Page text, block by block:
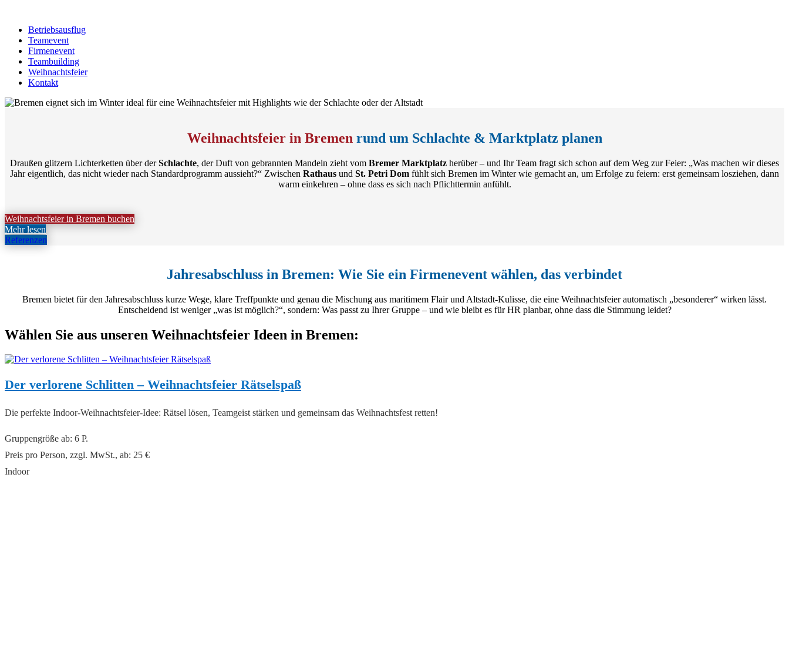
Betriebsausflug
Teamevent
Firmenevent
Teambuilding
Weihnachtsfeier
Kontakt
Weihnachtsfeier in Bremen rund um Schlachte & Marktplatz planen
Draußen glitzern Lichterketten über derSchlachte, der Duft von gebrannten Mandeln zieht vom Bremer Marktplatz herüber – und Ihr Team fragt sich schon auf dem Weg zur Feier: „Was machen wir dieses
Jahr eigentlich, das nicht wieder nach Standardprogramm aussieht?“ Zwischen Rathaus und St. Petri Dom fühlt sich Bremen im Winter wie gemacht an, um Erfolge zu feiern: erst gemeinsam losziehen, dann
warm einkehren – ohne dass es sich nach Pflichttermin anfühlt.
Weihnachtsfeier in Bremen buchen
Mehr lesen
Referenzen
Jahresabschluss in Bremen: Wie Sie ein Firmenevent wählen, das verbindet
Bremen bietet für den Jahresabschluss kurze Wege, klare Treffpunkte und genau die Mischung aus maritimem Flair und Altstadt-Kulisse, die eine Weihnachtsfeier automatisch „besonderer“ wirken lässt.
Entscheidend ist weniger „was ist möglich?“, sondern: Was passt zu Ihrer Gruppe – und wie bleibt es für HR planbar, ohne dass die Stimmung leidet?
Wählen Sie aus unseren Weihnachtsfeier Ideen in Bremen:
Der verlorene Schlitten – Weihnachtsfeier Rätselspaß
Die perfekte Indoor-Weihnachtsfeier-Idee: Rätsel lösen, Teamgeist stärken und gemeinsam das Weihnachtsfest retten!
Gruppengröße ab: 6 P.
Preis pro Person, zzgl. MwSt., ab: 25 €
Indoor